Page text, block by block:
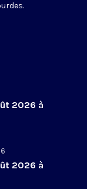
2026 à
2026 à